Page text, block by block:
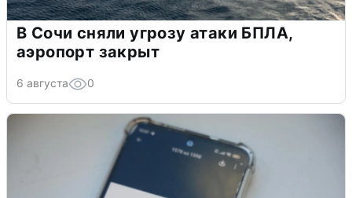
В Сочи сняли угрозу атаки БПЛА,
аэропорт закрыт
6 августа 0